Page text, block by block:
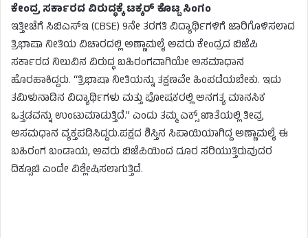
ಕೇಂದ್ರ ಸರ್ಕಾರದ ವಿರುದ್ಧಕ್ಕೆ ಟಕ್ಕರ್ ಕೊಟ್ಟ ಸಿಂಗಂ
ಇತ್ತೀಚೆಗೆ ಸಿಬಿಎಸ್‌ಇ (CBSE) 9ನೇ ತರಗತಿ ವಿದ್ಯಾರ್ಥಿಗಳಿಗೆ ಜಾರಿಗೊಳಿಸಲಾದ
ತ್ರಿಭಾಷಾ ನೀತಿಯ ವಿಚಾರದಲ್ಲಿ ಅಣ್ಣಾಮಲೈ ಅವರು ಕೇಂದ್ರದ ಬಿಜೆಪಿ
ಸರ್ಕಾರದ ನಿಲುವಿನ ವಿರುದ್ಧ ಬಹಿರಂಗವಾಗಿಯೇ ಅಸಮಾಧಾನ
ಹೊರಹಾಕಿದ್ದರು. “ತ್ರಿಭಾಷಾ ನೀತಿಯನ್ನು ತಕ್ಷಣವೇ ಹಿಂಪಡೆಯಬೇಕು. ಇದು
ತಮಿಳುನಾಡಿನ ವಿದ್ಯಾರ್ಥಿಗಳು ಮತ್ತು ಪೋಷಕರಲ್ಲಿ ಅನಗತ್ಯ ಮಾನಸಿಕ
ಒತ್ತಡವನ್ನು ಉಂಟುಮಾಡುತ್ತಿದೆ.” ಎಂದು ತಮ್ಮ ಎಕ್ಸ್ ಖಾತೆಯಲ್ಲಿ ತೀವ್ರ
ಅಸಮಧಾನ ವ್ಯಕ್ತಪಡಿಸಿದ್ದರು.ಪಕ್ಷದ ಶಿಸ್ತಿನ ಸಿಪಾಯಿಯಾಗಿದ್ದ ಅಣ್ಣಾಮಲೈ ಈ
ಬಹಿರಂಗ ಬಂಡಾಯ, ಅವರು ಬಿಜೆಪಿಯಿಂದ ದೂರ ಸರಿಯುತ್ತಿರುವುದರ
ದಿಕ್ಸೂಚಿ ಎಂದೇ ವಿಶ್ಲೇಷಿಸಲಾಗುತ್ತಿದೆ.